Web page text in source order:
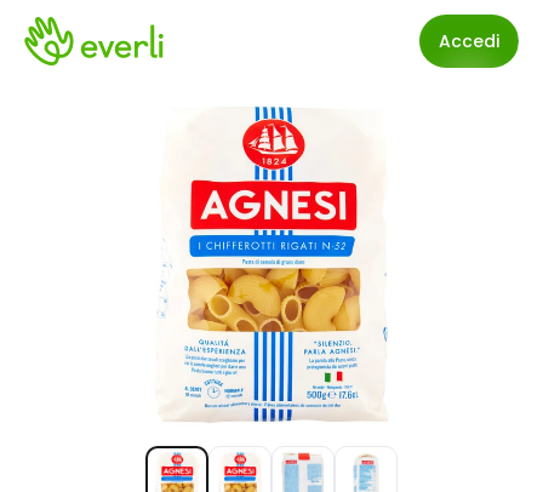
Accedi